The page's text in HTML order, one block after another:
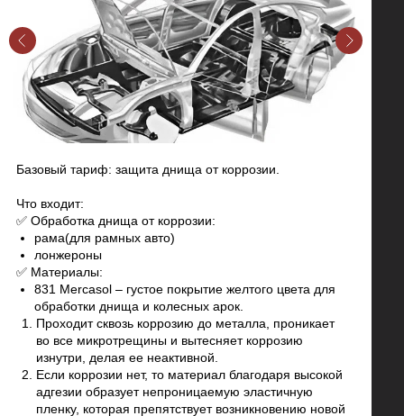
Базовый тариф: защита днища от коррозии.
Что входит:
✅ Обработка днища от коррозии:
рама(для рамных авто)
лонжероны
✅ Материалы:
831 Mercasol – густое покрытие желтого цвета для
обработки днища и колесных арок.
Проходит сквозь коррозию до металла, проникает
во все микротрещины и вытесняет коррозию
изнутри, делая ее неактивной.
Если коррозии нет, то материал благодаря высокой
адгезии образует непроницаемую эластичную
пленку, которая препятствует возникновению новой